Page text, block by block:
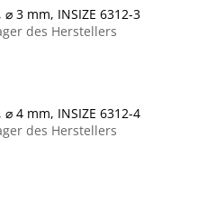
3 mm, INSIZE 6312-3
des Herstellers
4 mm, INSIZE 6312-4
des Herstellers